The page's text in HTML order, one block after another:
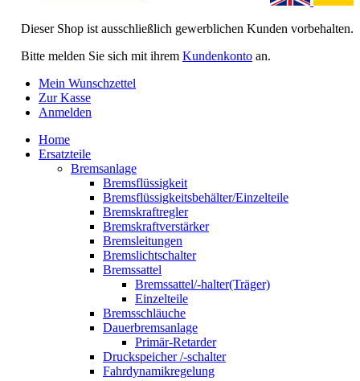
Dieser Shop ist ausschließlich gewerblichen Kunden vorbehalten.
Bitte melden Sie sich mit ihrem Kundenkonto an.
Mein Wunschzettel
Zur Kasse
Anmelden
Home
Ersatzteile
Bremsanlage
Bremsflüssigkeit
Bremsflüssigkeitsbehälter/Einzelteile
Bremskraftregler
Bremskraftverstärker
Bremsleitungen
Bremslichtschalter
Bremssattel
Bremssattel/-halter(Träger)
Einzelteile
Bremsschläuche
Dauerbremsanlage
Primär-Retarder
Druckspeicher /-schalter
Fahrdynamikregelung